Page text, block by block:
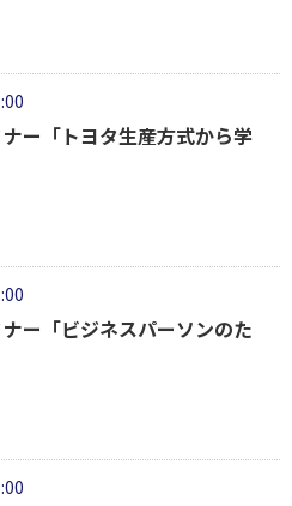
ー「トヨタ生産方式から学
ー「ビジネスパーソンのた